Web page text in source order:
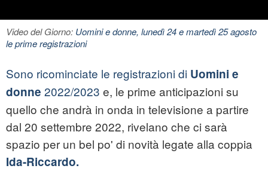
Video del Giorno: Uomini e donne, lunedì 24 e martedì 25 agosto
le prime registrazioni
Sono ricominciate le registrazioni di Uomini e
donne 2022/2023 e, le prime anticipazioni su
quello che andrà in onda in televisione a partire
dal 20 settembre 2022, rivelano che ci sarà
spazio per un bel po' di novità legate alla coppia
Ida-Riccardo.